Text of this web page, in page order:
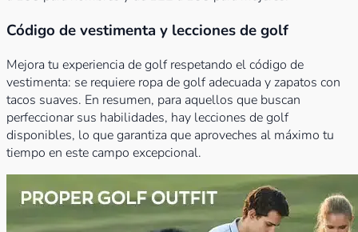
Código de vestimenta y lecciones de golf
Mejora tu experiencia de golf respetando el código de
vestimenta: se requiere ropa de golf adecuada y zapatos con
tacos suaves. En resumen, para aquellos que buscan
perfeccionar sus habilidades, hay lecciones de golf
disponibles, lo que garantiza que aproveches al máximo tu
tiempo en este campo excepcional.